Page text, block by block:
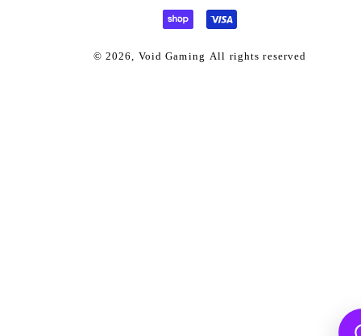
© 2026, Void Gaming All rights reserved